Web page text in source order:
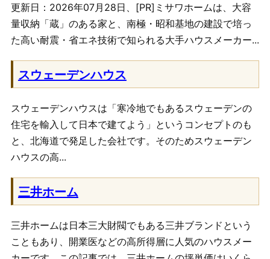
更新日：2026年07月28日、[PR]ミサワホームは、大容
量収納「蔵」のある家と、南極・昭和基地の建設で培っ
た高い耐震・省エネ技術で知られる大手ハウスメーカー...
スウェーデンハウス
スウェーデンハウスは「寒冷地でもあるスウェーデンの
住宅を輸入して日本で建てよう」というコンセプトのも
と、北海道で発足した会社です。そのためスウェーデン
ハウスの高...
三井ホーム
三井ホームは日本三大財閥でもある三井ブランドという
こともあり、開業医などの高所得層に人気のハウスメー